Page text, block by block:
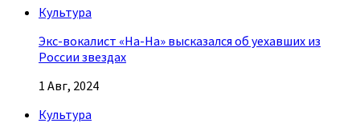
Культура
Экс-вокалист «На-На» высказался об уехавших из
России звездах
1 Авг, 2024
Культура